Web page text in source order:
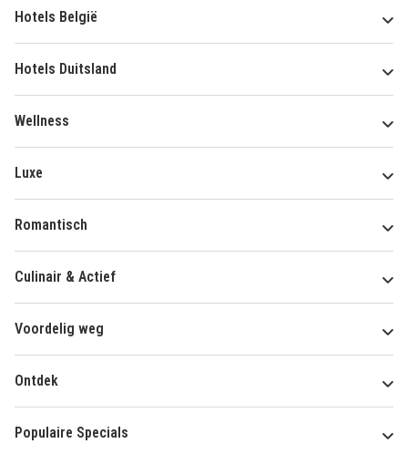
Hotels België
Hotels Duitsland
Wellness
Luxe
Romantisch
Culinair & Actief
Voordelig weg
Ontdek
Populaire Specials